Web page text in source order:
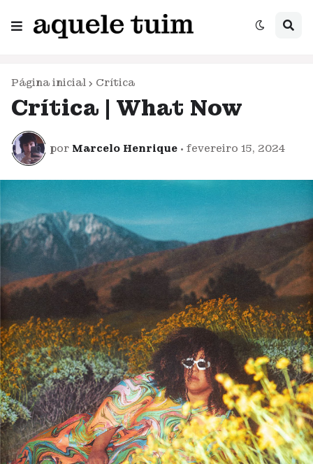
Página inicial Crítica
Crítica | What Now
por Marcelo Henrique • fevereiro 15, 2024